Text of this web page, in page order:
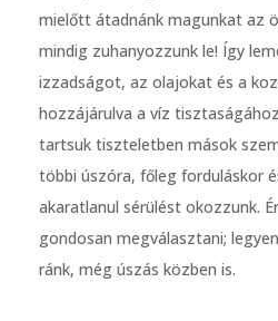
mielőtt átadnánk magunkat az
mindig zuhanyozzunk le! Így
izzadságot, az olajokat és a
hozzájárulva a víz
tartsuk tiszteletben mások
többi úszóra, főleg forduláskor
akaratlanul sérülést okozzunk.
gondosan megválasztani;
ránk, még úszás közben is.